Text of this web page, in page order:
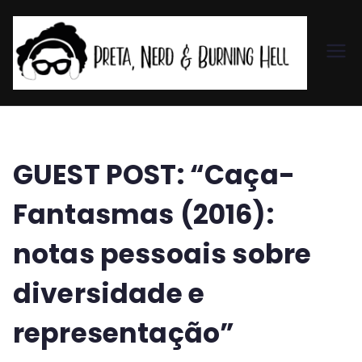
et
er
GUEST POST: “Caça-
Fantasmas (2016):
notas pessoais sobre
diversidade e
representação”